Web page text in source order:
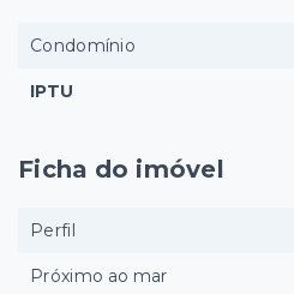
Condomínio
IPTU
Ficha do imóvel
Perfil
Próximo ao mar